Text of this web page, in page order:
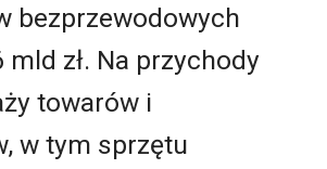
bezprzewodowych
mld zł. Na przychody
towarów i
w tym sprzętu